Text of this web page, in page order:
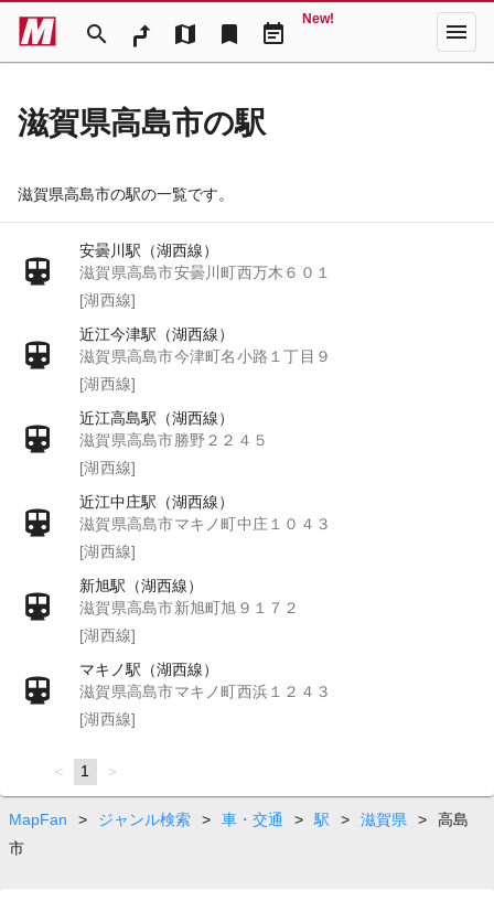
search map bookmark event_note
New! menu
滋賀県高島市の駅
滋賀県高島市の駅の一覧です。
安曇川駅（湖西線）
滋賀県高島市安曇川町西万木６０１
[湖西線]
近江今津駅（湖西線）
滋賀県高島市今津町名小路１丁目９
[湖西線]
近江高島駅（湖西線）
滋賀県高島市勝野２２４５
[湖西線]
近江中庄駅（湖西線）
滋賀県高島市マキノ町中庄１０４３
[湖西線]
新旭駅（湖西線）
滋賀県高島市新旭町旭９１７２
[湖西線]
マキノ駅（湖西線）
滋賀県高島市マキノ町西浜１２４３
[湖西線]
page
You're
on
page
1 page
MapFan > ジャンル検索 > 車・交通 > 駅 > 滋賀県 >
高島
市